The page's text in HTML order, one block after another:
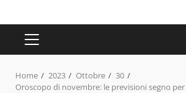
PRIMARY
MENU
Home 2023 Ottobre
30
Oroscopo di novembre: le previsioni segno per